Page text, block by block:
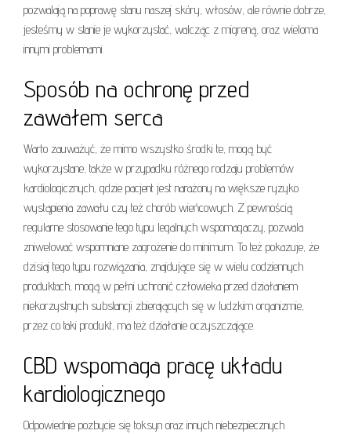
pozwalają na poprawę stanu naszej skóry, włosów, ale równie dobrze,
jesteśmy w stanie je wykorzystać, walcząc z migreną, oraz wieloma
innymi problemami.
Sposób na ochronę przed
zawałem serca
Warto zauważyć, że mimo wszystko środki te, mogą być
wykorzystane, także w przypadku różnego rodzaju problemów
kardiologicznych, gdzie pacjent jest narażony na większe ryzyko
wystąpienia zawału czy też chorób wieńcowych. Z pewnością
regularne stosowanie tego typu legalnych wspomagaczy, pozwala
zniwelować wspomniane zagrożenie do minimum. To też pokazuje, że
dzisiaj tego typu rozwiązania, znajdujące się w wielu codziennych
produktach, mogą w pełni uchronić człowieka przed działaniem
niekorzystnych substancji zbierających się w ludzkim organizmie,
przez co taki produkt, ma też działanie oczyszczające.
CBD wspomaga pracę układu
kardiologicznego
Odpowiednie pozbycie się toksyn oraz innych niebezpiecznych